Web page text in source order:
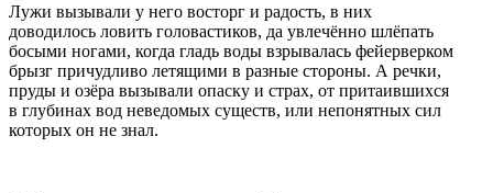
Лужи вызывали у него восторг и радость, в них
доводилось ловить головастиков, да увлечённо шлёпать
босыми ногами, когда гладь воды взрывалась фейерверком
брызг причудливо летящими в разные стороны. А речки,
пруды и озёра вызывали опаску и страх, от притаившихся
в глубинах вод неведомых существ, или непонятных сил
которых он не знал.